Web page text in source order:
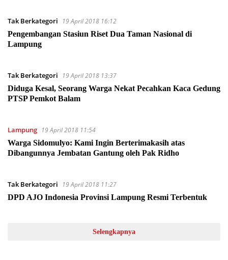
Tak Berkategori
19 April 2018 16:12
Pengembangan Stasiun Riset Dua Taman Nasional di
Lampung
Tak Berkategori
19 April 2018 13:37
Diduga Kesal, Seorang Warga Nekat Pecahkan Kaca Gedung
PTSP Pemkot Balam
Lampung 19 April 2018 11:54
Warga Sidomulyo: Kami Ingin Berterimakasih atas
Dibangunnya Jembatan Gantung oleh Pak Ridho
Tak Berkategori
19 April 2018 11:27
DPD AJO Indonesia Provinsi Lampung Resmi Terbentuk
Selengkapnya